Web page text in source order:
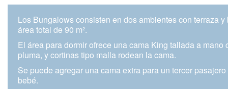
Los Bungalows consisten en dos ambientes con terraza
área total de 90 m².
El área para dormir ofrece una cama King tallada a mano
pluma, y cortinas tipo malla rodean la cama.
Se puede agregar una cama extra para un tercer
bebé.